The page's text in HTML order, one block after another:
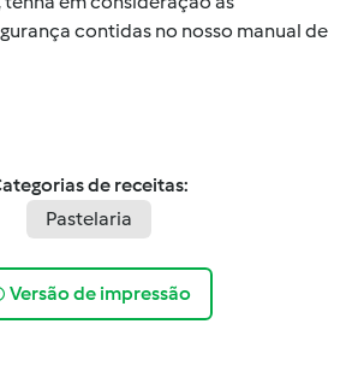
contidas no nosso manual de
de receitas:
Pastelaria
Versão de impressão